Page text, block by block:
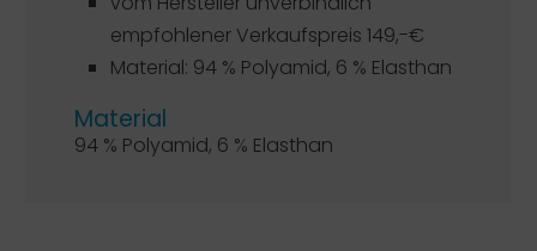
empfohlener Verkaufspreis 149,-€
Material: 94 % Polyamid, 6 % Elasthan
Material
94 % Polyamid, 6 % Elasthan